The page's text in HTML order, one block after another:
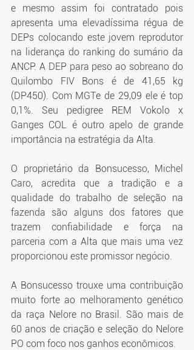
e mesmo assim foi contratado pois
apresenta uma elevadíssima régua de
DEPs colocando este jovem reprodutor
na liderança do ranking do sumário da
ANCP. A DEP para peso ao sobreano do
Quilombo FIV Bons é de 41,65 kg
(DP450). Com MGTe de 29,09 ele é top
0,1%. Seu pedigree REM Vokolo x
Ganges COL é outro apelo de grande
importância na estratégia da Alta.
O proprietário da Bonsucesso, Michel
Caro, acredita que a tradição e a
qualidade do trabalho de seleção na
fazenda são alguns dos fatores que
trazem confiabilidade e força na
parceria com a Alta que mais uma vez
proporcionou este promissor negócio.
A Bonsucesso trouxe uma contribuição
muito forte ao melhoramento genético
da raça Nelore no Brasil. São mais de
60 anos de criação e seleção do Nelore
PO com foco nos ganhos econômicos.